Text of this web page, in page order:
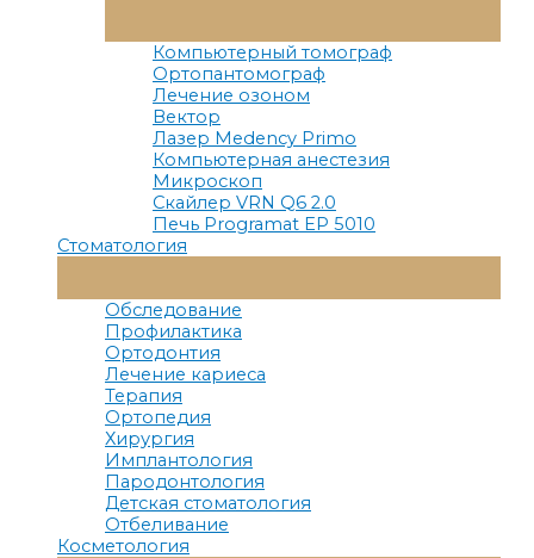
Меню
Компьютерный томограф
Ортопантомограф
Лечение озоном
Вектор
Лазер Medency Primo
Компьютерная анестезия
Микроскоп
Скайлер VRN Q6 2.0
Печь Programat EP 5010
Стоматология
Меню
Обследование
Профилактика
Ортодонтия
Лечение кариеса
Терапия
Ортопедия
Хирургия
Имплантология
Пародонтология
Детская стоматология
Отбеливание
Косметология